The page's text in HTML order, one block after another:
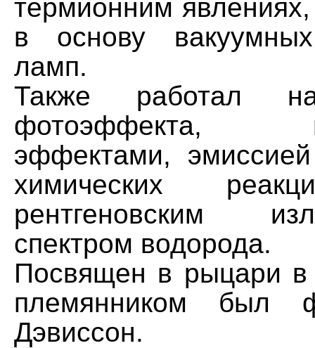
термионним
в основу
ламп.
Также работал
фотоэффекта,
эффектами,
химических
рентгеновским
спектром водорода.
Посвящен в рыцари в
племянником был
Дэвиссон.